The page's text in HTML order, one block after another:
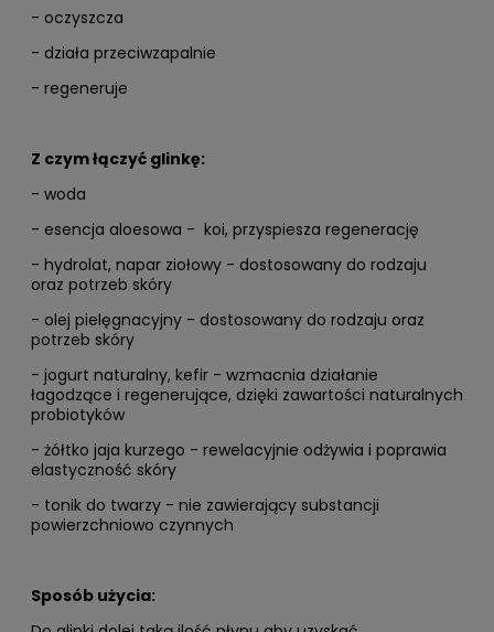
- oczyszcza
- działa przeciwzapalnie
- regeneruje
Z czym łączyć glinkę:
- woda
- esencja aloesowa - koi, przyspiesza regenerację
- hydrolat, napar ziołowy - dostosowany do rodzaju
oraz potrzeb skóry
- olej pielęgnacyjny - dostosowany do rodzaju oraz
potrzeb skóry
- jogurt naturalny, kefir - wzmacnia działanie
łagodzące i regenerujące, dzięki zawartości naturalnych
probiotyków
- żółtko jaja kurzego - rewelacyjnie odżywia i poprawia
elastyczność skóry
- tonik do twarzy - nie zawierający substancji
powierzchniowo czynnych
Sposób użycia: